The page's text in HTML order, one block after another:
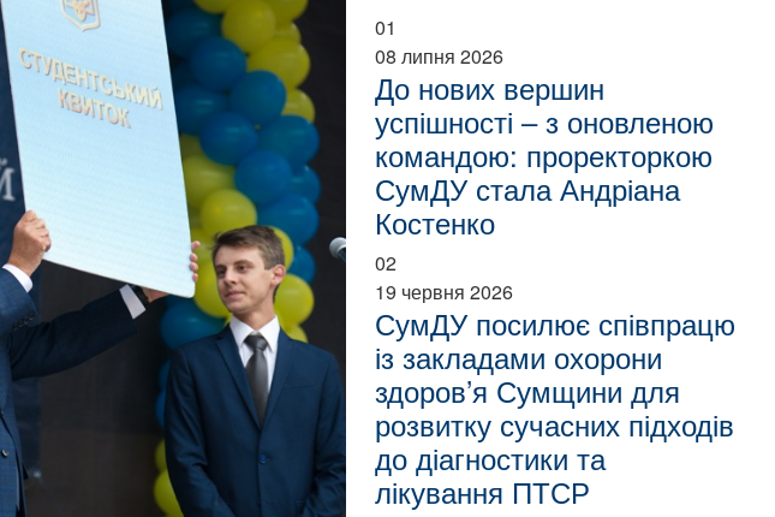
01
08 липня 2026
До нових вершин
успішності – з оновленою
командою: проректоркою
СумДУ стала Андріана
Костенко
02
19 червня 2026
СумДУ посилює співпрацю
із закладами охорони
здоров’я Сумщини для
розвитку сучасних підходів
до діагностики та
лікування ПТСР